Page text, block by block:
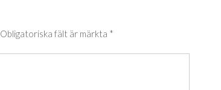
Obligatoriska fält är märkta *